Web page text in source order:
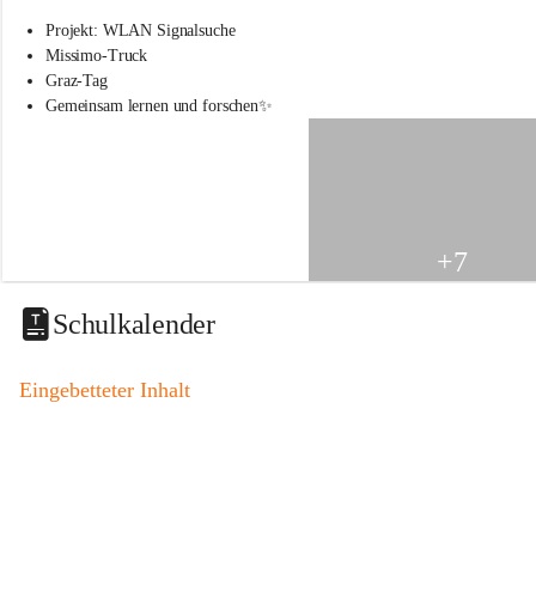
s
s
c
i
t
a
o
Projekt: WLAN Signalsuche
Missimo-Truck
Graz-Tag
Gemeinsam lernen und forschen✨
+7
Schulkalender
Eingebetteter Inhalt